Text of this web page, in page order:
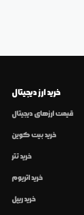
خرید ارز دیجیتال
قیمت ارزهای دیجیتال
خرید بیت کوین
خرید تتر
خرید اتریوم
خرید ریپل